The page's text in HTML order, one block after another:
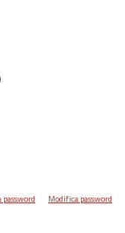
password Modifica password